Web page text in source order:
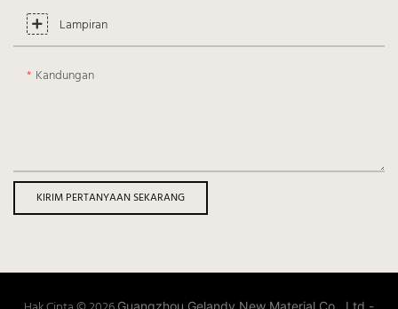
Lampiran
Kandungan
KIRIM PERTANYAAN SEKARANG